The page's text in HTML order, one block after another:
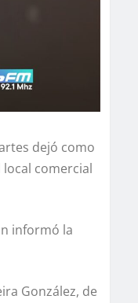
dejó como
local comercial
informó la
González, de